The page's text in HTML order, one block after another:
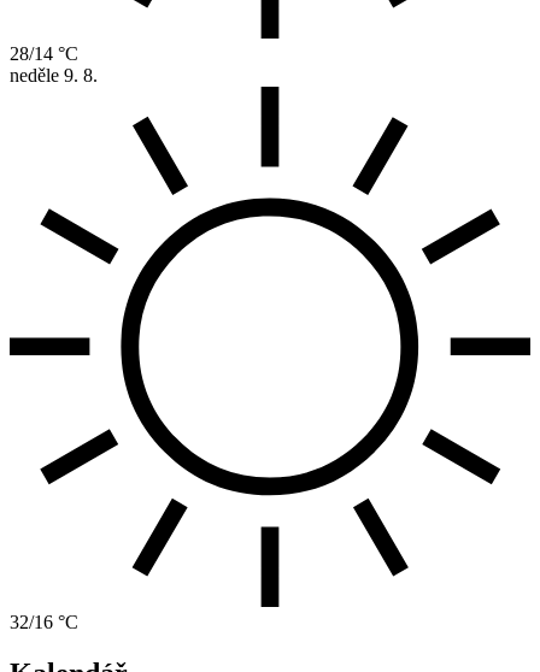
28/14 °C
neděle 9. 8.
32/16 °C